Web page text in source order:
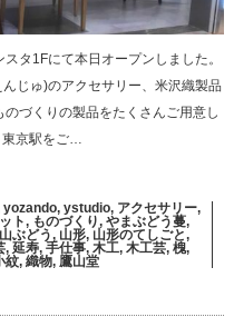
タ1Fにて本日オープンしました。
じゅ)のアクセサリー、米沢織製品
づくりの製品をたくさんご用意し
東京駅をご…
yozando, ystudio, アクセサリー,
ト, ものづくり, やまぶどう蔓,
山ぶどう, 山形, 山形のてしごと,
, 延寿, 手仕事, 木工, 木工芸, 槐,
紋, 織物, 鷹山堂